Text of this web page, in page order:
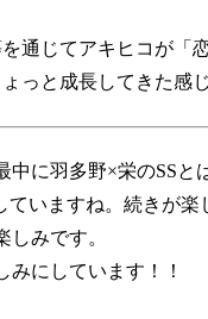
じてアキヒコが「
っと成長してきた感
に羽多野×栄のSS
いますね。続きが楽
みです。
にしています！！